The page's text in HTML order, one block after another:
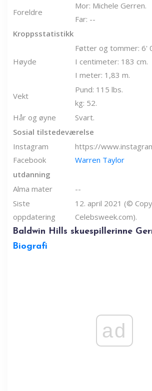
Foreldre
Mor: Michele Gerren.
Far: --
Kroppsstatistikk
Høyde
Føtter og tommer: 6'
I centimeter: 183 cm.
I meter: 1,83 m.
Vekt
Pund: 115 lbs.
kg: 52.
Hår og øyne
Svart.
Sosial tilstedeværelse
Instagram
Facebook
https://
Warren Taylor
utdanning
Alma mater
--
Siste
oppdatering
12. april 2021 (©
Celebsweek.com).
Baldwin Hills skuespillerinne
Biografi
ad